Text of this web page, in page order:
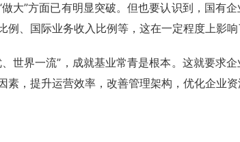
大”方面已有明显突破。但也要认识到，国有
例、国际业务收入比例等，这在一定程度上影响
世界一流”，成就基业常青是根本。这就要求
素，提升运营效率，改善管理架构，优化企业